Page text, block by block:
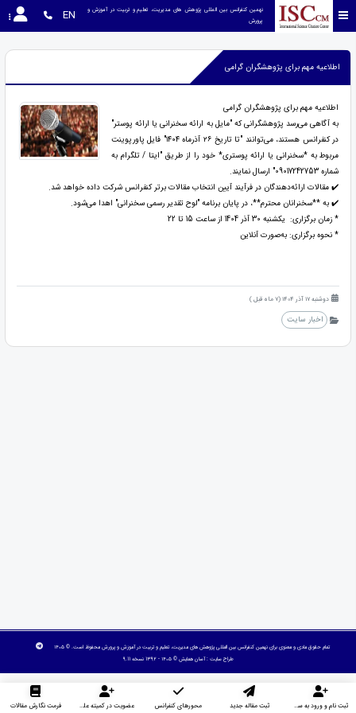
پرورش
EN
اطلاعیه مهم برای پژوهشگران گرامی
اطلاعیه مهم برای پژوهشگران گرامی
به آگاهی می‌رسد پژوهشگرانی که "مایل به ارائه سخنرانی یا ارائه پوستر"
در کنفرانس هستند، می‌توانند "تا تاریخ ۲۶ آذرماه ۱۴۰۴" فایل پاورپوینت
مربوط به *سخنرانی یا ارائه پوستری* خود را از طریق "ایتا / تلگرام به
شماره 09017242753" ارسال نمایند.
✔️ مقالات ارائه‌دهندگان در فرآیند آیین انتخاب مقالات برتر کنفرانس شرکت داده خواهد شد.
✔️ به **سخنرانان محترم**، در پایان برنامه "لوح تقدیر رسمی سخنرانی" اهدا می‌شود.
* زمان برگزاری: یکشنبه 30 آذر 1404 از ساعت 15 تا 22
* نحوه برگزاری: به‌صورت آنلاین
دوشنبه 17 آذر 1404 (7 ماه قبل )
اخبار سایت
تمام حقوق مادی و معنوی برای نهمین کنفرانس بین المللی پژوهش های مدیریت، تعلیم و تربیت در آموزش و پرورش محفوظ است. © ۱۴۰۵
طراح سایت :آسان همایش © ۱۴۰۵ - 1392 نسخه 9.11
ثبت نام و ورود به سایت ثبت مقاله جدید محورهای کنفرانس عضویت در کمیته علمی داوران فرمت نگارش مقالات